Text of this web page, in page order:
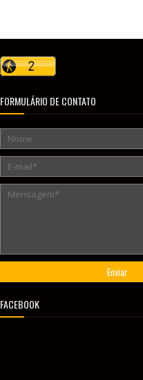
FORMULÁRIO DE CONTATO
FACEBOOK